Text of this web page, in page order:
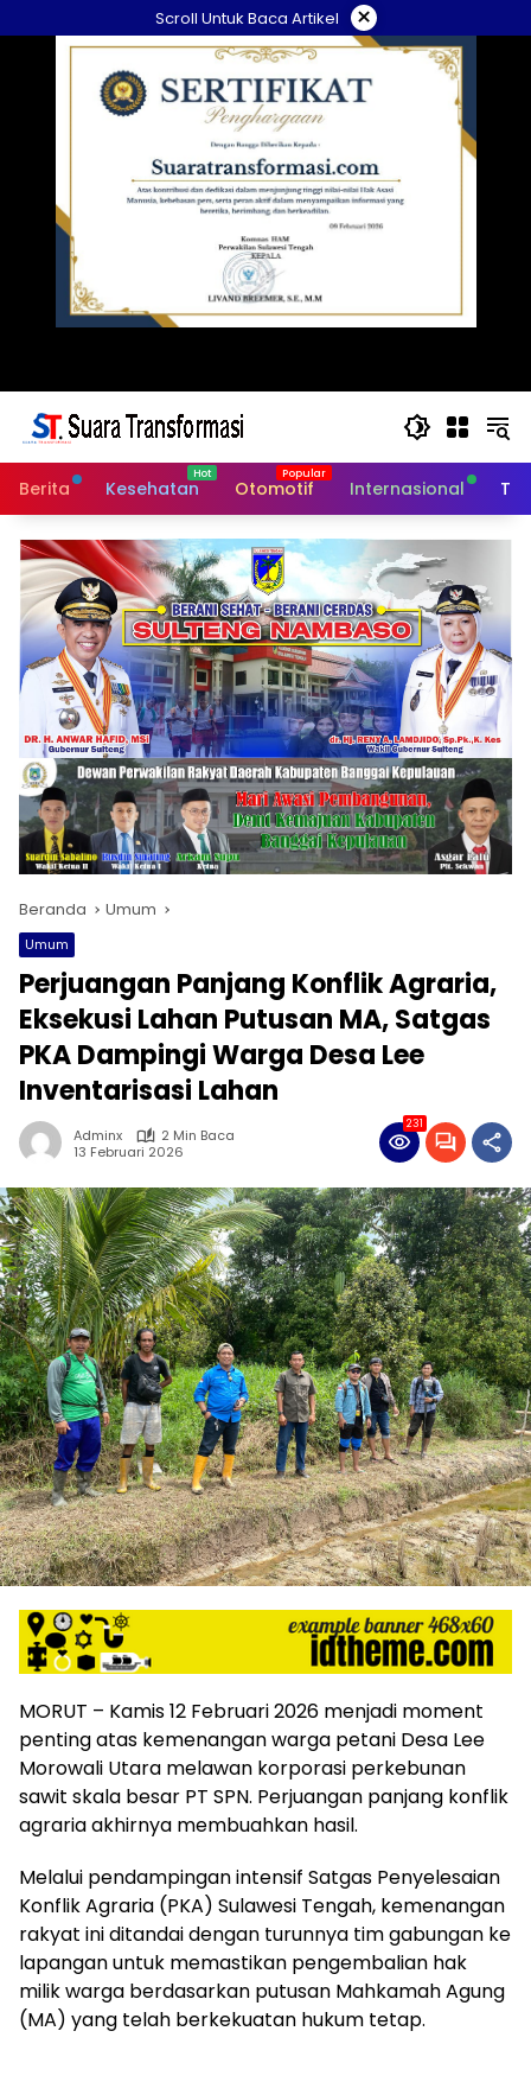
ke
Scroll Untuk Baca Artikel ×
Berita Kesehatan Otomotif Internasional
Beranda Umum
Umum
Perjuangan Panjang Konflik Agraria,
Eksekusi Lahan Putusan MA, Satgas
PKA Dampingi Warga Desa Lee
Inventarisasi Lahan
Adminx
2 Min Baca
13 Februari 2026
231
MORUT – Kamis 12 Februari 2026 menjadi moment
penting atas kemenangan warga petani Desa Lee
Morowali Utara melawan korporasi perkebunan
sawit skala besar PT SPN. Perjuangan panjang konflik
agraria akhirnya membuahkan hasil.
Melalui pendampingan intensif Satgas Penyelesaian
Konflik Agraria (PKA) Sulawesi Tengah, kemenangan
rakyat ini ditandai dengan turunnya tim gabungan ke
lapangan untuk memastikan pengembalian hak
milik warga berdasarkan putusan Mahkamah Agung
(MA) yang telah berkekuatan hukum tetap.